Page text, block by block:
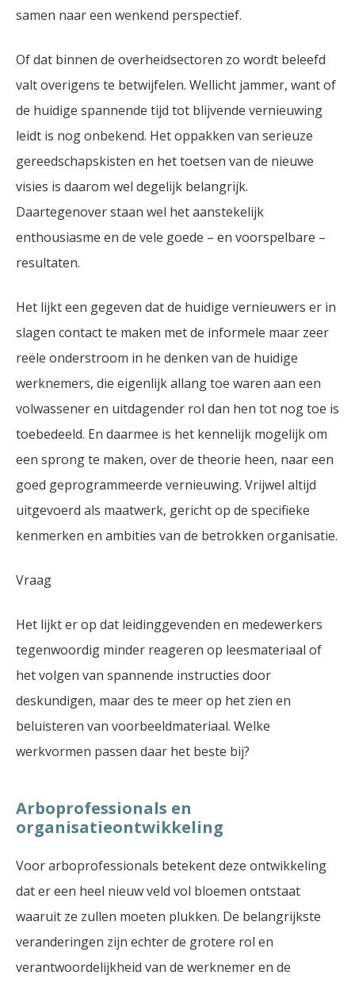
samen naar een wenkend perspectief.
Of dat binnen de overheidsectoren zo wordt beleefd
valt overigens te betwijfelen. Wellicht jammer, want of
de huidige spannende tijd tot blijvende vernieuwing
leidt is nog onbekend. Het oppakken van serieuze
gereedschapskisten en het toetsen van de nieuwe
visies is daarom wel degelijk belangrijk.
Daartegenover staan wel het aanstekelijk
enthousiasme en de vele goede – en voorspelbare –
resultaten.
Het lijkt een gegeven dat de huidige vernieuwers er in
slagen contact te maken met de informele maar zeer
reële onderstroom in he denken van de huidige
werknemers, die eigenlijk allang toe waren aan een
volwassener en uitdagender rol dan hen tot nog toe is
toebedeeld. En daarmee is het kennelijk mogelijk om
een sprong te maken, over de theorie heen, naar een
goed geprogrammeerde vernieuwing. Vrijwel altijd
uitgevoerd als maatwerk, gericht op de specifieke
kenmerken en ambities van de betrokken organisatie.
Vraag
Het lijkt er op dat leidinggevenden en medewerkers
tegenwoordig minder reageren op leesmateriaal of
het volgen van spannende instructies door
deskundigen, maar des te meer op het zien en
beluisteren van voorbeeldmateriaal. Welke
werkvormen passen daar het beste bij?
Arboprofessionals en
organisatieontwikkeling
Voor arboprofessionals betekent deze ontwikkeling
dat er een heel nieuw veld vol bloemen ontstaat
waaruit ze zullen moeten plukken. De belangrijkste
veranderingen zijn echter de grotere rol en
verantwoordelijkheid van de werknemer en de